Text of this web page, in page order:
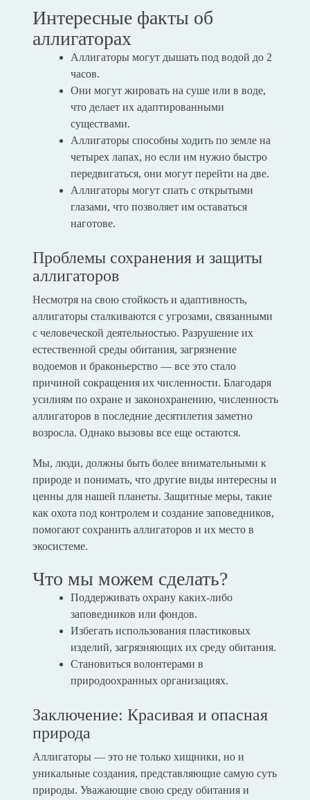
Интересные факты об
аллигаторах
Аллигаторы могут дышать под водой до 2
часов.
Они могут жировать на суше или в воде,
что делает их адаптированными
существами.
Аллигаторы способны ходить по земле на
четырех лапах, но если им нужно быстро
передвигаться, они могут перейти на две.
Аллигаторы могут спать с открытыми
глазами, что позволяет им оставаться
наготове.
Проблемы сохранения и защиты
аллигаторов
Несмотря на свою стойкость и адаптивность,
аллигаторы сталкиваются с угрозами, связанными
с человеческой деятельностью. Разрушение их
естественной среды обитания, загрязнение
водоемов и браконьерство — все это стало
причиной сокращения их численности. Благодаря
усилиям по охране и законохранению, численность
аллигаторов в последние десятилетия заметно
возросла. Однако вызовы все еще остаются.
Мы, люди, должны быть более внимательными к
природе и понимать, что другие виды интересны и
ценны для нашей планеты. Защитные меры, такие
как охота под контролем и создание заповедников,
помогают сохранить аллигаторов и их место в
экосистеме.
Что мы можем сделать?
Поддерживать охрану каких-либо
заповедников или фондов.
Избегать использования пластиковых
изделий, загрязняющих их среду обитания.
Становиться волонтерами в
природоохранных организациях.
Заключение: Красивая и опасная
природа
Аллигаторы — это не только хищники, но и
уникальные создания, представляющие самую суть
природы. Уважающие свою среду обитания и